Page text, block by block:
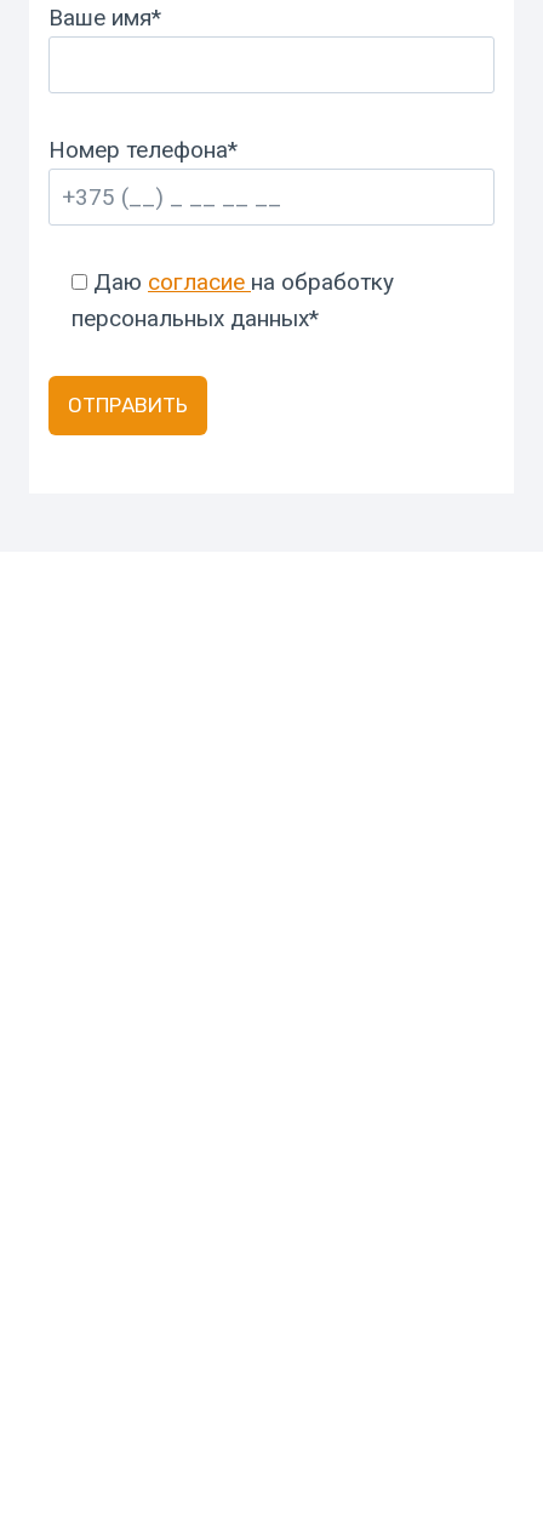
Ваше имя*
Номер телефона*
Даю согласие на обработку
персональных данных*